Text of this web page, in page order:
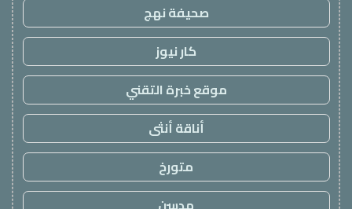
صحيفة نهج
كار نيوز
موقع خبرة التقني
أناقة أنثى
متورخ